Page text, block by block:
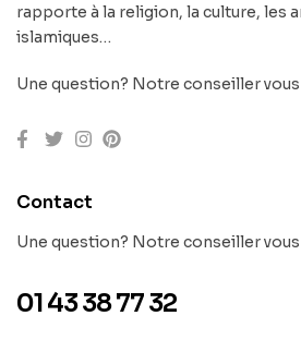
rapporte à la religion, la culture, les
islamiques…
Une question? Notre conseiller
Contact
Une question? Notre conseiller
01 43 38 77 32